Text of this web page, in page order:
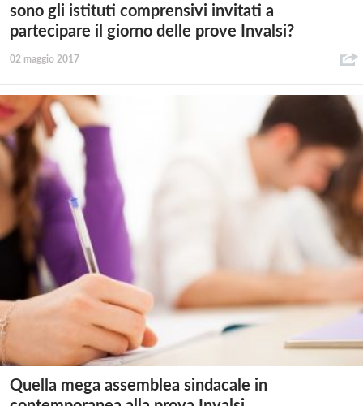
sono gli istituti comprensivi invitati a
partecipare il giorno delle prove Invalsi?
02 maggio 2017
Quella mega assemblea sindacale in